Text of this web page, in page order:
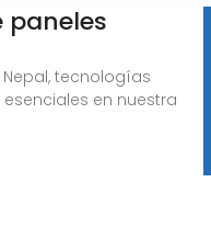
paneles
Nepal, tecnologías
en nuestra